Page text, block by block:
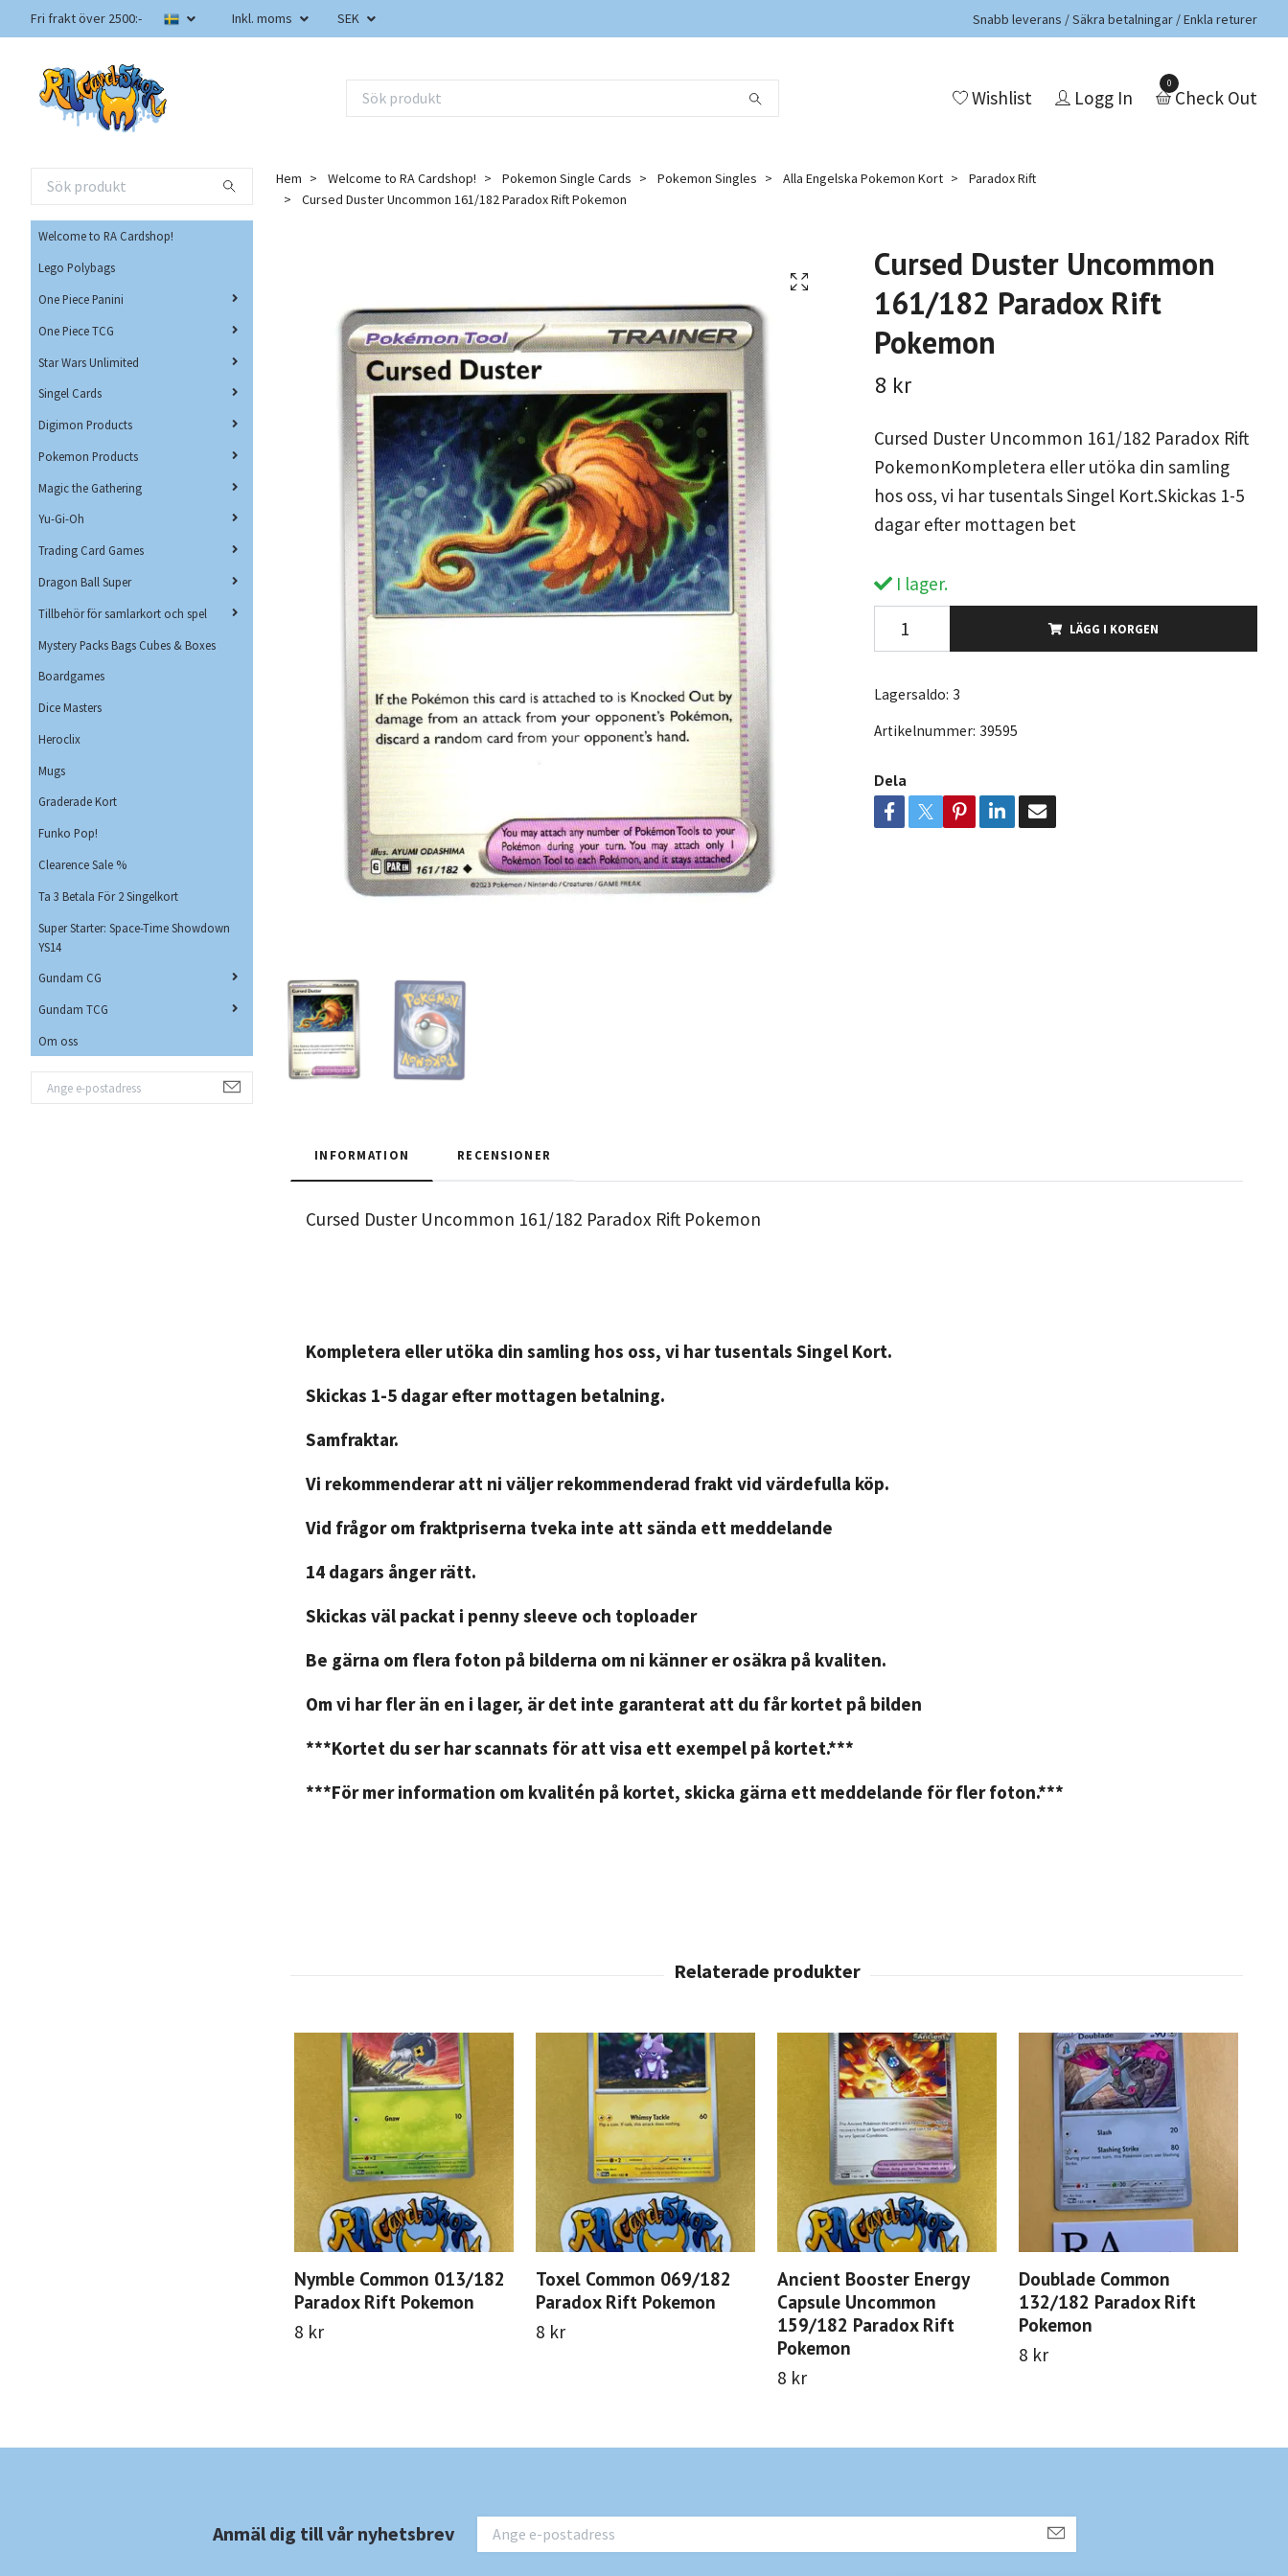
Fri frakt över 2500:- Inkl. moms SEK Snabb leverans / Säkra betalningar / Enkla returer
Wishlist Logg In
0
Check Out
Welcome to RA Cardshop!
Lego Polybags
One Piece Panini
One Piece TCG
Star Wars Unlimited
Singel Cards
Digimon Products
Pokemon Products
Magic the Gathering
Yu-Gi-Oh
Trading Card Games
Dragon Ball Super
Tillbehör för samlarkort och spel
Mystery Packs Bags Cubes & Boxes
Boardgames
Dice Masters
Heroclix
Mugs
Graderade Kort
Funko Pop!
Clearence Sale %
Ta 3 Betala För 2 Singelkort
Super Starter: Space-Time Showdown
YS14
Gundam CG
Gundam TCG
Om oss
Hem Welcome to RA Cardshop! Pokemon Single Cards Pokemon Singles Alla Engelska Pokemon Kort
Paradox Rift
Cursed Duster Uncommon 161/182 Paradox Rift Pokemon
Cursed Duster Uncommon
161/182 Paradox Rift
Pokemon
8 kr
Cursed Duster Uncommon 161/182 Paradox Rift
PokemonKompletera eller utöka din samling
hos oss, vi har tusentals Singel Kort.Skickas 1-5
dagar efter mottagen bet
I lager.
LÄGG I KORGEN
Lagersaldo: 3
Artikelnummer: 39595
Dela
INFORMATION RECENSIONER
Cursed Duster Uncommon 161/182 Paradox Rift Pokemon
Kompletera eller utöka din samling hos oss, vi har tusentals Singel Kort.
Skickas 1-5 dagar efter mottagen betalning.
Samfraktar.
Vi rekommenderar att ni väljer rekommenderad frakt vid värdefulla köp.
Vid frågor om fraktpriserna tveka inte att sända ett meddelande
14 dagars ånger rätt.
Skickas väl packat i penny sleeve och toploader
Be gärna om flera foton på bilderna om ni känner er osäkra på kvaliten.
Om vi har fler än en i lager, är det inte garanterat att du får kortet på bilden
***Kortet du ser har scannats för att visa ett exempel på kortet.***
***För mer information om kvalitén på kortet, skicka gärna ett meddelande för fler foton.***
Nymble Common 013/182
Paradox Rift Pokemon
8 kr
Toxel Common 069/182
Paradox Rift Pokemon
8 kr
Ancient Booster Energy
Capsule Uncommon
159/182 Paradox Rift
Pokemon
8 kr
Doublade Common
132/182 Paradox Rift
Pokemon
8 kr
Anmäl dig till vår nyhetsbrev